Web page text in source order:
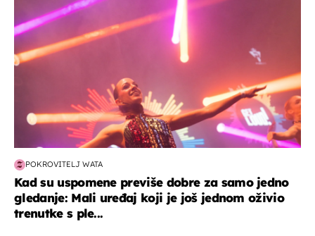
POKROVITELJ WATA
Kad su uspomene previše dobre za samo jedno
gledanje: Mali uređaj koji je još jednom oživio
trenutke s ple...